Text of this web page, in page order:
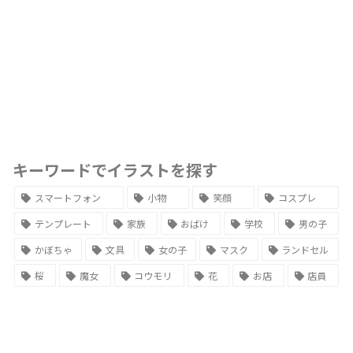
キーワードでイラストを探す
スマートフォン 小物 笑顔
コスプレ
テンプレート
家族 おばけ 学校
男の子
かぼちゃ
文具 女の子 マスク
ランドセル
桜
魔女 コウモリ 花 お店 店員